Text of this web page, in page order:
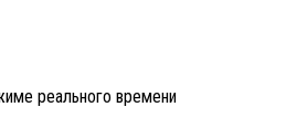
реального времени